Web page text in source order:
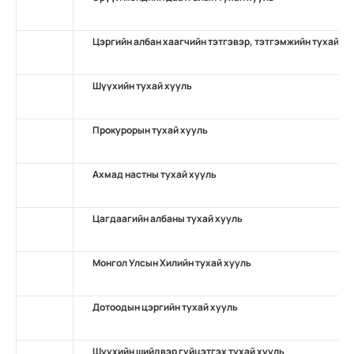
Цэргийн албан хаагчийн тэтгэвэр, тэтгэмжийн тухай
Шүүхийн тухай хууль
Прокурорын тухай хууль
Ахмад настны тухай хууль
Цагдаагийн албаны тухай хууль
Монгол Улсын Хилийн тухай хууль
Дотоодын цэргийн тухай хууль